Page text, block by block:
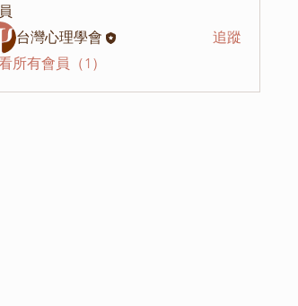
台灣心理學會
追蹤
所有會員（1）